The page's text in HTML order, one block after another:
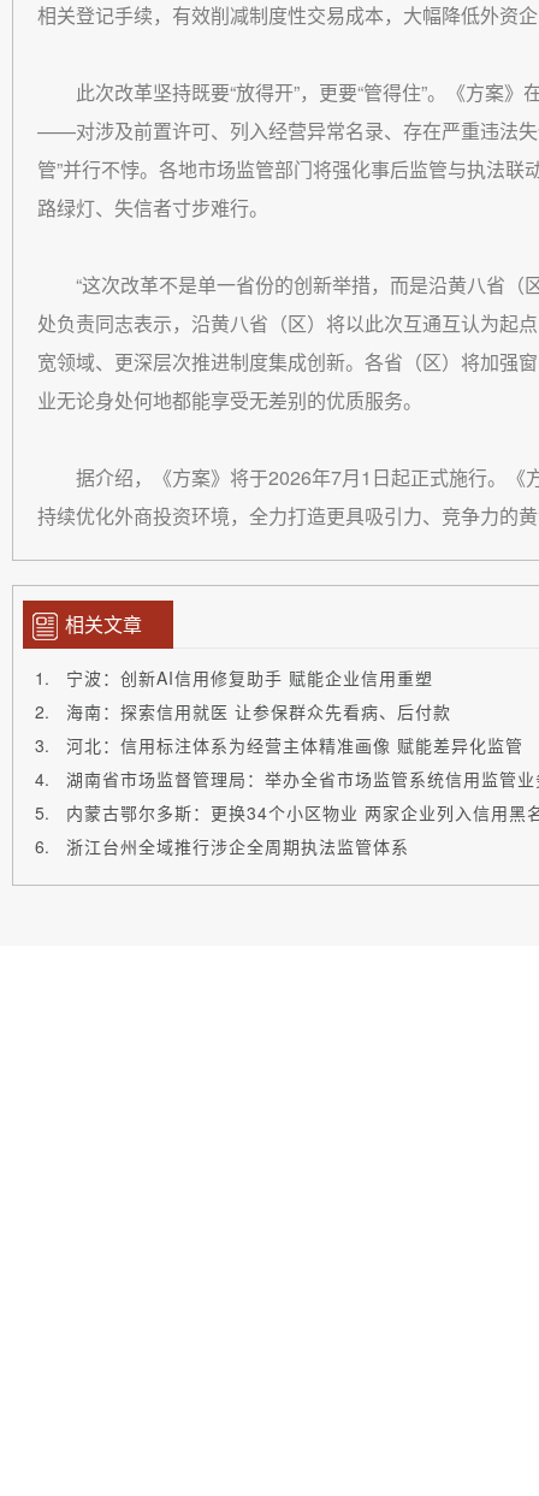
相关登记手续，有效削减制度性交易成本，大幅降低外资
此次改革坚持既要“放得开”，更要“管得住”。《方案
——对涉及前置许可、列入经营异常名录、存在严重违法失
管”并行不悖。各地市场监管部门将强化事后监管与执法
路绿灯、失信者寸步难行。
“这次改革不是单一省份的创新举措，而是沿黄八省
处负责同志表示，沿黄八省（区）将以此次互通互认为起
宽领域、更深层次推进制度集成创新。各省（区）将加强
业无论身处何地都能享受无差别的优质服务。
据介绍，《方案》将于2026年7月1日起正式施行。
持续优化外商投资环境，全力打造更具吸引力、竞争力的
相关文章
宁波：创新AI信用修复助手 赋能企业信用重塑
海南：探索信用就医 让参保群众先看病、后付款
河北：信用标注体系为经营主体精准画像 赋能差异化监管
湖南省市场监督管理局：举办全省市场监管系统信用监管
内蒙古鄂尔多斯：更换34个小区物业 两家企业列入信用黑
浙江台州全域推行涉企全周期执法监管体系